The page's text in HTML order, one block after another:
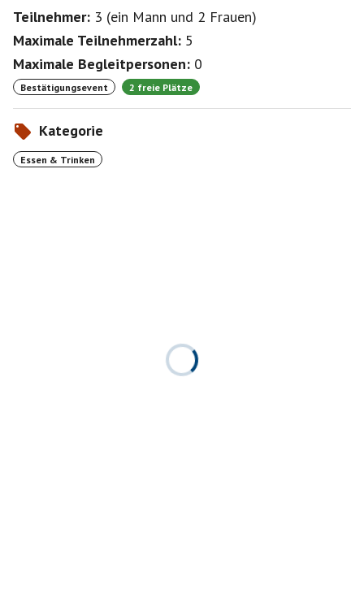
Teilnehmer: 3 (ein Mann und 2 Frauen)
Maximale Teilnehmerzahl: 5
Maximale Begleitpersonen: 0
Bestätigungsevent 2 freie Plätze
Kategorie
Essen & Trinken